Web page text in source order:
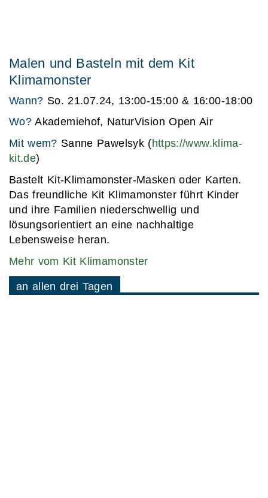
Malen und Basteln mit dem Kit
Klimamonster
Wann? So. 21.07.24, 13:00-15:00 & 16:00-18:00
Wo? Akademiehof, NaturVision Open Air
Mit wem? Sanne Pawelsyk (https://www.klima-
kit.de)
Bastelt Kit-Klimamonster-Masken oder Karten.
Das freundliche Kit Klimamonster führt Kinder
und ihre Familien niederschwellig und
lösungsorientiert an eine nachhaltige
Lebensweise heran.
Mehr vom Kit Klimamonster
an allen drei Tagen